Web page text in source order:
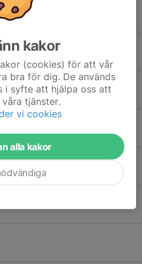
kakor
(cookies) för att vår
bra för dig. De används
i syfte att hjälpa oss att
tjänster.
vi cookies
alla kakor